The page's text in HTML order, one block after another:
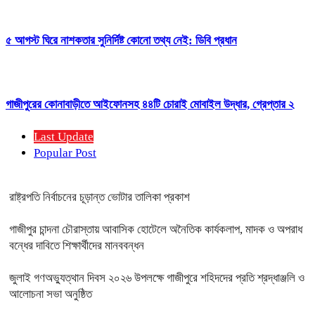
৫ আগস্ট ঘিরে নাশকতার সুনির্দিষ্ট কোনো তথ্য নেই: ডিবি প্রধান
গাজীপুরের কোনাবাড়ীতে আইফোনসহ ৪৪টি চোরাই মোবাইল উদ্ধার, গ্রেপ্তার ২
Last Update
Popular Post
রাষ্ট্রপতি নির্বাচনের চূড়ান্ত ভোটার তালিকা প্রকাশ
গাজীপুর চান্দনা চৌরাস্তায় আবাসিক হোটেলে অনৈতিক কার্যকলাপ, মাদক ও অপরাধ
বন্ধের দাবিতে শিক্ষার্থীদের মানববন্ধন
জুলাই গণঅভ্যুত্থান দিবস ২০২৬ উপলক্ষে গাজীপুরে শহিদদের প্রতি শ্রদ্ধাঞ্জলি ও
আলোচনা সভা অনুষ্ঠিত